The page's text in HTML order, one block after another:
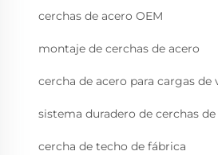
cerchas de acero OEM
montaje de cerchas de acero
cercha de acero para cargas de
sistema duradero de cerchas de
cercha de techo de fábrica